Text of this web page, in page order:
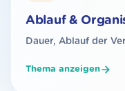
Ablauf &
Dauer, Ablauf der
Thema anzeigen